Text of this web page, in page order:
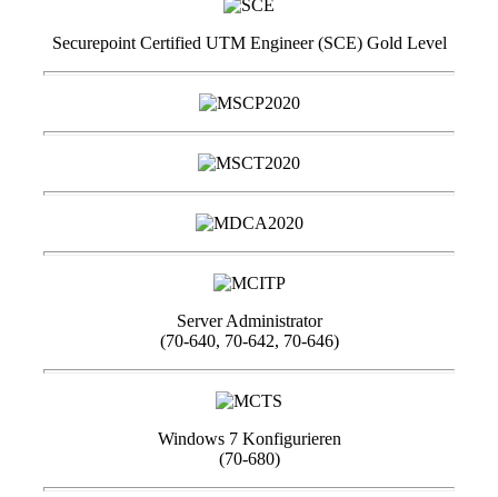
Securepoint Certified UTM Engineer (SCE) Gold Level
Server Administrator
(70-640, 70-642, 70-646)
Windows 7 Konfigurieren
(70-680)